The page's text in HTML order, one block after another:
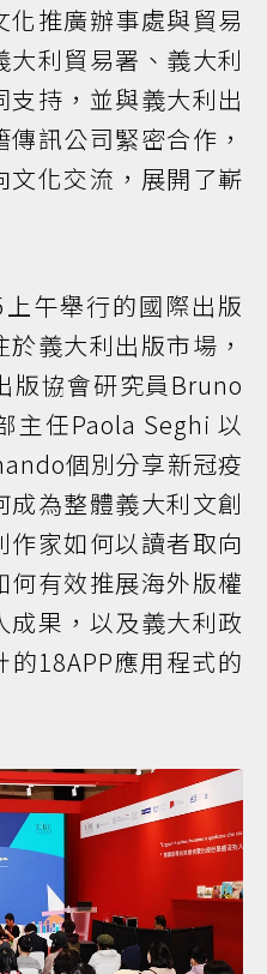
推廣辦事處與貿易
利貿易署、義大利
持，並與義大利出
訊公司緊密合作，
文化交流，展開了嶄
午舉行的國際出版
義大利出版市場，
版協會研究員Bruno
主任Paola Seghi 以
個別分享新冠疫
為整體義大利文創
作家如何以讀者取向
有效推展海外版權
果，以及義大利政
18APP應用程式的